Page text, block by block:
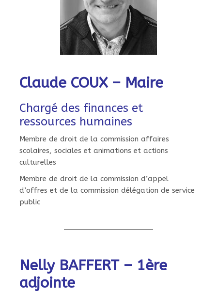
Claude COUX – Maire
Chargé des finances et
ressources humaines
Membre de droit de la commission affaires
scolaires, sociales et animations et actions
culturelles
Membre de droit de la commission d’appel
d’offres et de la commission délégation de service
public
Nelly BAFFERT – 1ère
adjointe